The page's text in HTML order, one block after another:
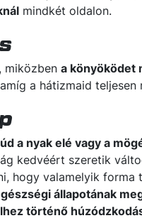
mindkét oldalon.
miközben a könyöködet
a hátizmaid
a nyak elé vagy a
kedvéért szeretik
hogy valamelyik forma
állapotának
történő